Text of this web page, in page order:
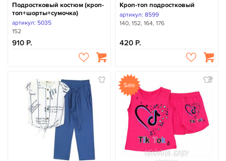
Подростковый костюм (кроп-
топ+шорты+сумочка)
артикул: 5035
152
910
Кроп-топ подростковый
артикул: 8599
140, 152, 164, 176
420
Sale